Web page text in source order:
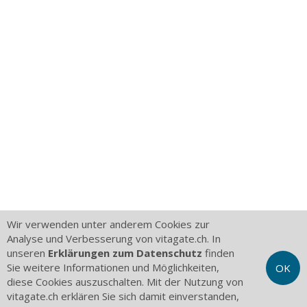
Wir verwenden unter anderem Cookies zur
Analyse und Verbesserung von vitagate.ch. In
unseren Erklärungen zum Datenschutz finden
Sie weitere Informationen und Möglichkeiten,
diese Cookies auszuschalten. Mit der Nutzung von
vitagate.ch erklären Sie sich damit einverstanden,
OK